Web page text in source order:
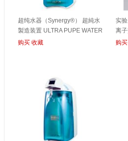
超纯水器（Synergy®） 超純水
製造装置 ULTRA PUPE WATER
APPRATUS
购买 收藏
实
离
換
购买